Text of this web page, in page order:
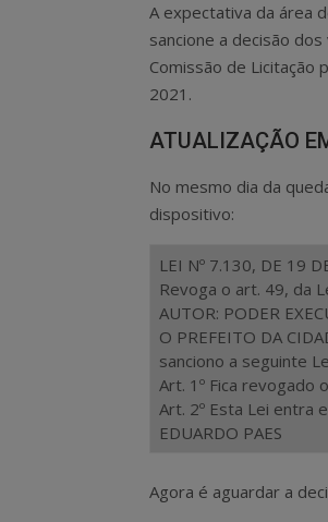
A expectativa da área
sancione a decisão
Comissão de Licitação
2021.
ATUALIZAÇÃO
No mesmo dia da
dispositivo:
LEI Nº 7.130, DE 19
Revoga o art. 49, da
AUTOR: PODER
O PREFEITO DA
sanciono a seguinte
Art. 1º Fica revogado
Art. 2º Esta Lei entra
EDUARDO PAES
Agora é aguardar a